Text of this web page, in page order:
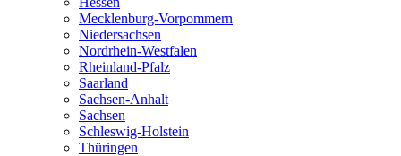
Mecklenburg-Vorpommern
Niedersachsen
Nordrhein-Westfalen
Rheinland-Pfalz
Saarland
Sachsen-Anhalt
Sachsen
Schleswig-Holstein
Thüringen